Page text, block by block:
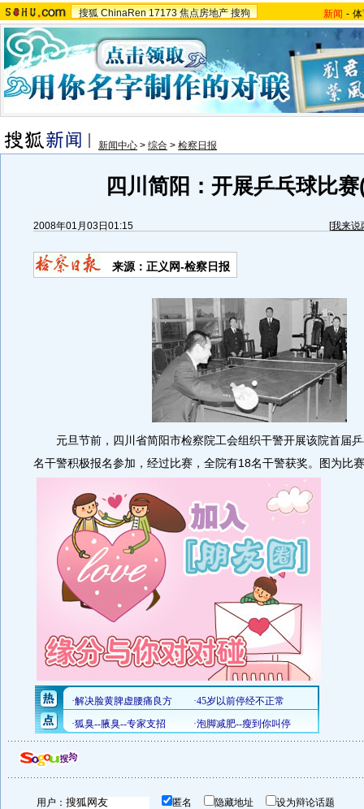
搜狐 ChinaRen 17173 焦点房地产 搜狗 新闻 -
新闻中心 > 综合 > 检察日报
四川简阳：开展乒乓球比
2008年01月03日01:15 [我来说
来源：正义网-检察日报
元旦节前，四川省简阳市检察院工会组织干警开展该院首届乒
名干警积极报名参加，经过比赛，全院有18名干警获奖。图为比
用户： 匿名 隐藏地址 设为辩论话题